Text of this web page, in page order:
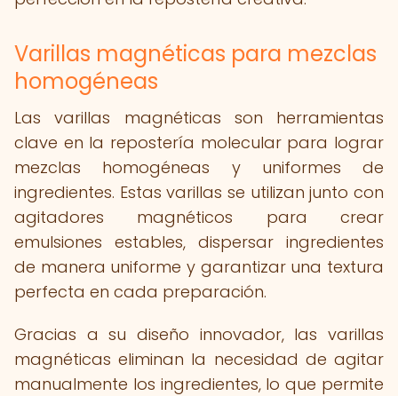
Varillas magnéticas para mezclas
homogéneas
Las varillas magnéticas son herramientas
clave en la repostería molecular para lograr
mezclas homogéneas y uniformes de
ingredientes. Estas varillas se utilizan junto con
agitadores magnéticos para crear
emulsiones estables, dispersar ingredientes
de manera uniforme y garantizar una textura
perfecta en cada preparación.
Gracias a su diseño innovador, las varillas
magnéticas eliminan la necesidad de agitar
manualmente los ingredientes, lo que permite